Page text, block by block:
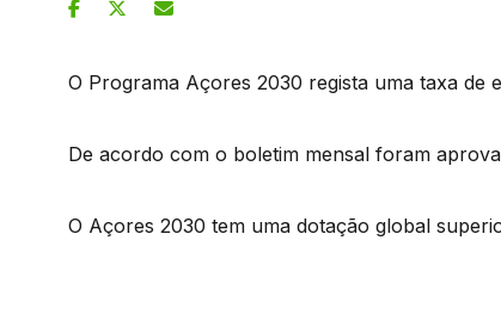
O Programa Açores 2030 regista uma taxa de
De acordo com o boletim mensal foram
O Açores 2030 tem uma dotação global